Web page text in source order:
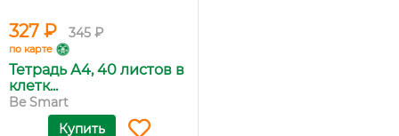
327 ₽ 345 ₽
по карте
Тетрадь А4, 40 листов в
клетк...
Be Smart
Купить